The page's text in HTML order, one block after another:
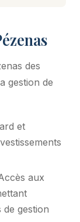
des
gestion de
et
aux
gestion